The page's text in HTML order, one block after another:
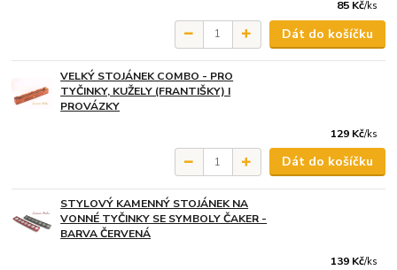
85 Kč/ks
Dát do košíčku
VELKÝ STOJÁNEK COMBO - PRO
TYČINKY, KUŽELY (FRANTIŠKY) I
PROVÁZKY
129 Kč/ks
Dát do košíčku
STYLOVÝ KAMENNÝ STOJÁNEK NA
VONNÉ TYČINKY SE SYMBOLY ČAKER -
BARVA ČERVENÁ
139 Kč/ks